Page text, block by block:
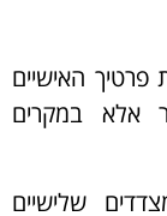
האישיים
אלא במקרים
שלישיים